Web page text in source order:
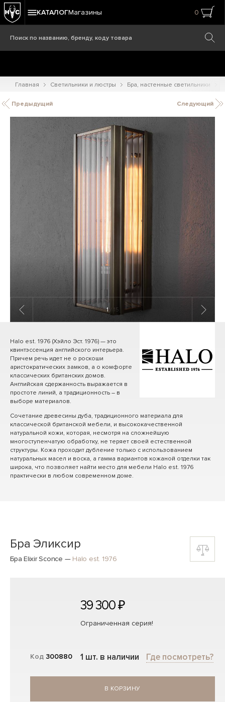
КАТАЛОГМагазины 0
Главная Светильники и люстры Бра, настенные светильники
Предыдущий Следующий
1/ 15
Halo est. 1976 (Хэйло Эст. 1976) — это
квинтэссенция английского интерьера.
Причем речь идет не о роскоши
аристократических замков, а о комфорте
классических британских домов.
Английская сдержанность выражается в
простоте линий, а традиционность – в
выборе материалов.
Сочетание древесины дуба, традиционного материала для
классической британской мебели, и высококачественной
натуральной кожи, которая, несмотря на сложнейшую
многоступенчатую обработку, не теряет своей естественной
структуры. Кожа проходит дубление только с использованием
натуральных масел и воска, а гамма вариантов кожаной отделки так
широка, что позволяет найти место для мебели Halo est. 1976
практически в любом современном доме.
Бра Эликсир
Бра Elixir Sconce — Halo est. 1976
Код 300880
39 300 ₽
Ограниченная серия!
1 шт. в наличии Где посмотреть?
В КОРЗИНУ